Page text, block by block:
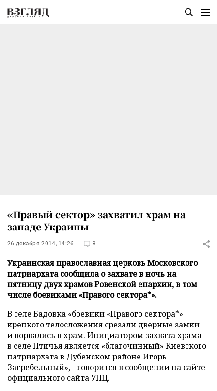
«Правый сектор» захватил храм на
западе Украины
26 декабря 2014, 14:26 8
Украинская православная церковь Московского
патриархата сообщила о захвате в ночь на
пятницу двух храмов Ровенской епархии, в том
числе боевиками «Правого сектора*».
В селе Бадовка «боевики «Правого сектора*»
крепкого телосложения срезали дверные замки
и ворвались в храм. Инициатором захвата храма
в селе Птичья является «благочинный» Киевского
патриархата в Дубенском районе Игорь
Загребельный», - говорится в сообщении на сайте
официального сайта УПЦ.